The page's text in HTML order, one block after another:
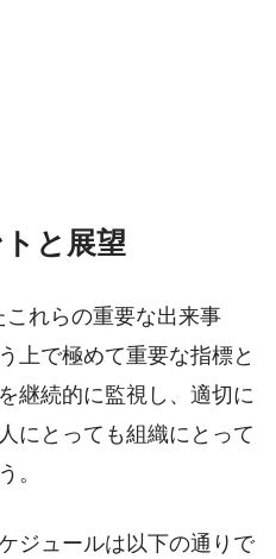
と展望
れらの重要な出来事
上で極めて重要な指標と
継続的に監視し、適切に
にとっても組織にとって
。
ジュールは以下の通りで